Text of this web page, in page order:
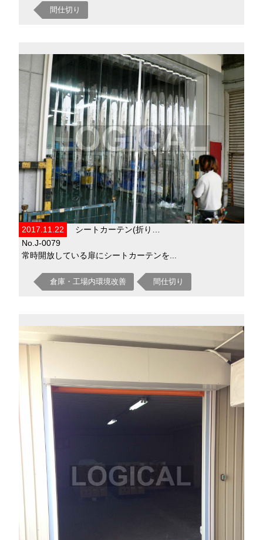
間仕切り
2017.11.22
シートカーテン(折り…
No.J-0079
常時開放している扉にシートカーテンを...
倉庫・工場内環境改善 間仕切り